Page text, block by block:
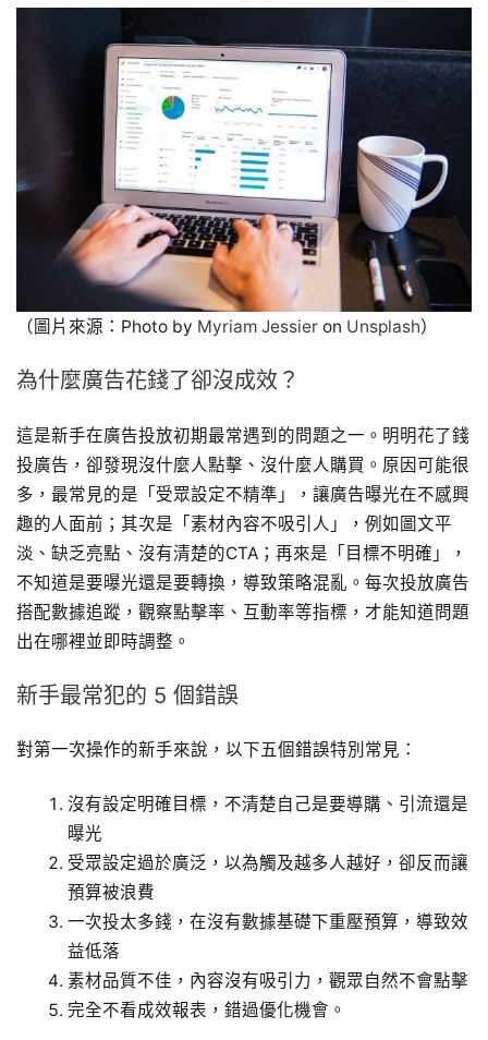
（圖片來源：Photo by Myriam Jessier on Unsplash）
為什麼廣告花錢了卻沒成效？
這是新手在廣告投放初期最常遇到的問題之一。明明花了錢
投廣告，卻發現沒什麼人點擊、沒什麼人購買。原因可能很
多，最常見的是「受眾設定不精準」，讓廣告曝光在不感興
趣的人面前；其次是「素材內容不吸引人」，例如圖文平
淡、缺乏亮點、沒有清楚的CTA；再來是「目標不明確」，
不知道是要曝光還是要轉換，導致策略混亂。每次投放廣告
搭配數據追蹤，觀察點擊率、互動率等指標，才能知道問題
出在哪裡並即時調整。
新手最常犯的 5 個錯誤
對第一次操作的新手來說，以下五個錯誤特別常見：
沒有設定明確目標，不清楚自己是要導購、引流還是
曝光
受眾設定過於廣泛，以為觸及越多人越好，卻反而讓
預算被浪費
一次投太多錢，在沒有數據基礎下重壓預算，導致效
益低落
素材品質不佳，內容沒有吸引力，觀眾自然不會點擊
完全不看成效報表，錯過優化機會。